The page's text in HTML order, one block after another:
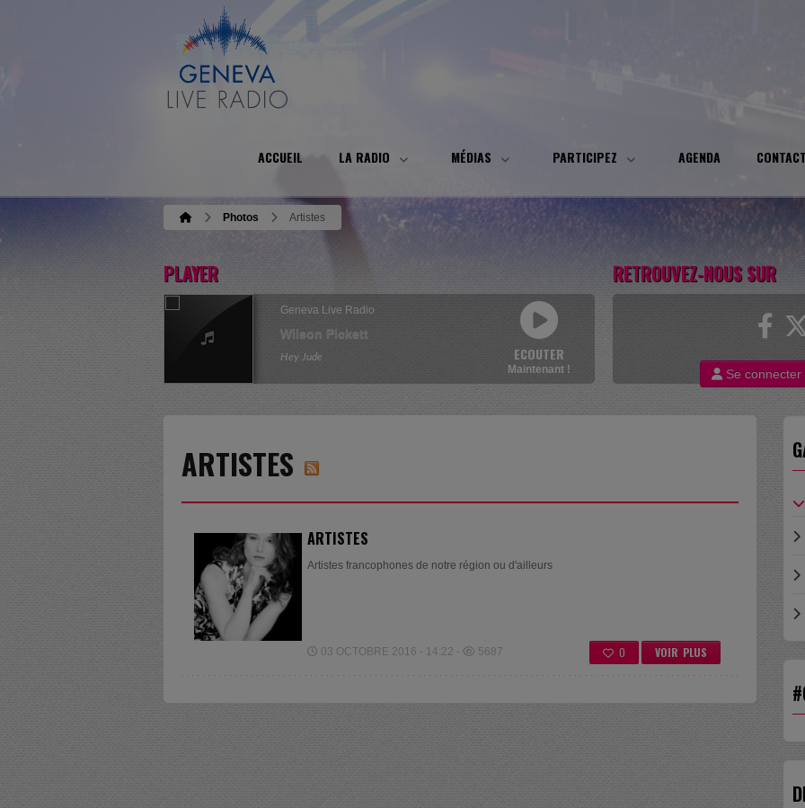
ACCUEIL LA RADIO MÉDIAS PARTICIPEZ AGENDA CONTACT
Photos Artistes
PLAYER
ECOUTER
Maintenant !
Geneva Live Radio
Wilson Pickett
Hey Jude
RETROUVEZ-NOUS SUR
Se connecter
ARTISTES
ARTISTES
Artistes francophones de notre région ou d'ailleurs
VOIR PLUS
0
03 OCTOBRE 2016 - 14:22 - 5687